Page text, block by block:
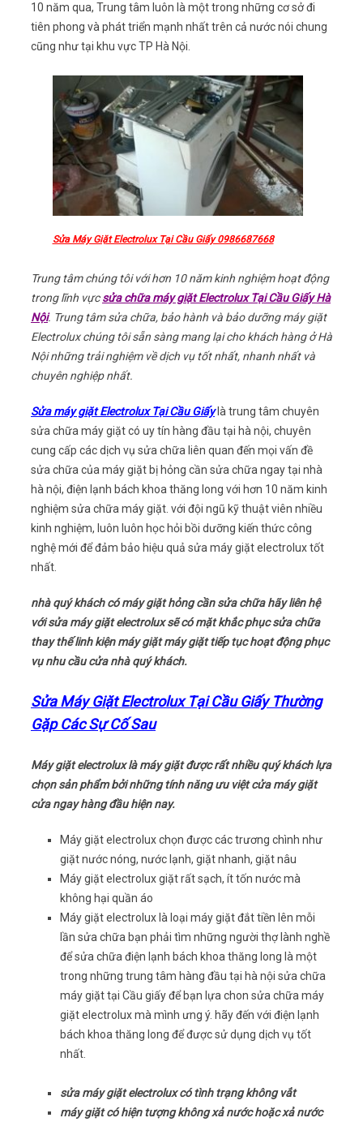
10 năm qua, Trung tâm luôn là một trong những cơ sở đi
tiên phong và phát triển mạnh nhất trên cả nước nói chung
cũng như tại khu vực TP Hà Nội.
Sửa Máy Giặt Electrolux Tại Cầu Giấy 0986687668
Trung tâm chúng tôi với hơn 10 năm kinh nghiệm hoạt động
trong lĩnh vựcsửa chữa máy giặt Electrolux Tại Cầu Giấy Hà
Nội. Trung tâm sửa chữa, bảo hành và bảo dưỡng máy giặt
Electrolux chúng tôi sẵn sàng mang lại cho khách hàng ở Hà
Nội những trải nghiệm về dịch vụ tốt nhất, nhanh nhất và
chuyên nghiệp nhất.
Sửa máy giặt Electrolux Tại Cầu Giấylà trung tâm chuyên
sửa chữa máy giặt có uy tín hàng đầu tại hà nội, chuyên
cung cấp các dịch vụ sửa chữa liên quan đến mọi vấn đề
sửa chữa của máy giặt bị hỏng cần sửa chữa ngay tại nhà
hà nội, điện lạnh bách khoa thăng long với hơn 10 năm kinh
nghiệm sửa chữa máy giặt. với đội ngũ kỹ thuật viên nhiều
kinh nghiệm, luôn luôn học hỏi bồi dưỡng kiến thức công
nghệ mới để đảm bảo hiệu quả sửa máy giặt electrolux tốt
nhất.
nhà quý khách có máy giặt hỏng cần sửa chữa hãy liên hệ
với sửa máy giặt electrolux sẽ có mặt khắc phục sửa chữa
thay thế linh kiện máy giặt máy giặt tiếp tục hoạt động phục
vụ nhu cầu cửa nhà quý khách.
Sửa Máy Giặt Electrolux Tại Cầu Giấy Thường
Gặp Các Sự Cố Sau
Máy giặt electrolux là máy giặt được rất nhiều quý khách lựa
chọn sản phẩm bởi những tính năng ưu việt cửa máy giặt
cửa ngay hàng đầu hiện nay.
Máy giặt electrolux chọn được các trương chình như
giặt nước nóng, nước lạnh, giặt nhanh, giặt nâu
Máy giặt electrolux giặt rất sạch, ít tốn nước mà
không hại quần áo
Máy giặt electrolux là loại máy giặt đắt tiền lên mỗi
lần sửa chữa bạn phải tìm những người thợ lành nghề
để sửa chữa điện lạnh bách khoa thăng long là một
trong những trung tâm hàng đầu tại hà nội sửa chữa
máy giặt tại Cầu giấy để bạn lựa chon sửa chữa máy
giặt electrolux mà mình ưng ý. hãy đến với điện lạnh
bách khoa thăng long để được sử dụng dịch vụ tốt
nhất.
sửa máy giặt electrolux có tình trạng không vắt
máy giặt có hiện tượng không xả nước hoặc xả nước